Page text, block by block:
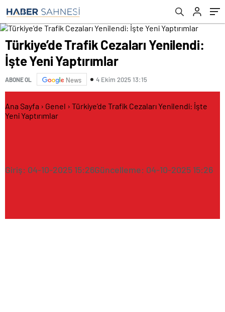
Türkiye’de Trafik Cezaları Yenilendi:
İşte Yeni Yaptırımlar
ABONE OL News 4 Ekim 2025 13:15
Ana Sayfa › Genel › Türkiye’de Trafik Cezaları Yenilendi: İşte
Yeni Yaptırımlar
Giriş: 04-10-2025 15:26Güncelleme: 04-10-2025 15:26